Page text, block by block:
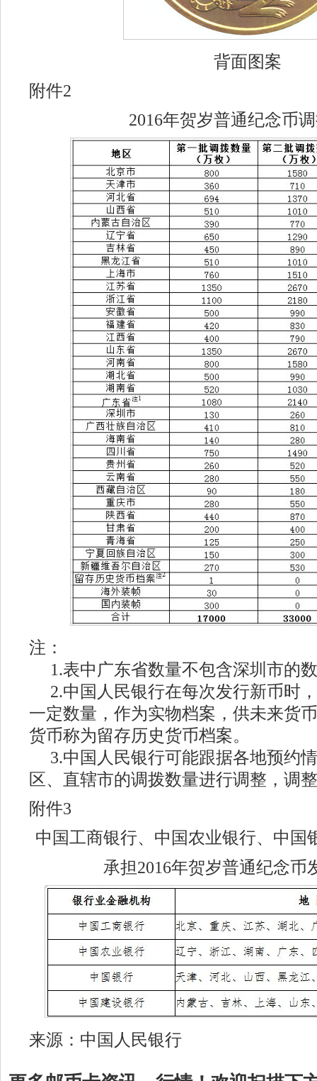
背面图案
附件2
2016年贺岁普通纪念币
注：
1.表中广东省数量不包含深圳市的
2.中国人民银行在每次发行新币时
一定数量，作为实物档案，供未来货
货币称为留存历史货币档案。
3.中国人民银行可能跟据各地预约
区、直辖市的调拨数量进行调整，调
附件3
中国工商银行、中国农业银行、中国
承担2016年贺岁普通纪念币
来源：中国人民银行